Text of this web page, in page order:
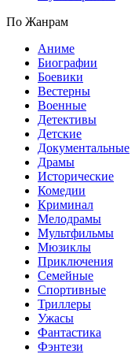
По Жанрам
Аниме
Биографии
Боевики
Вестерны
Военные
Детективы
Детские
Документальные
Драмы
Исторические
Комедии
Криминал
Мелодрамы
Мультфильмы
Мюзиклы
Приключения
Семейные
Спортивные
Триллеры
Ужасы
Фантастика
Фэнтези